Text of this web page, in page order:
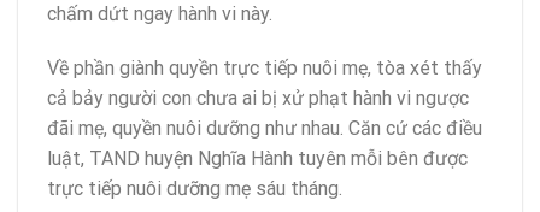
chấm dứt ngay hành vi này.
Về phần giành quyền trực tiếp nuôi mẹ, tòa xét thấy
cả bảy người con chưa ai bị xử phạt hành vi ngược
đãi mẹ, quyền nuôi dưỡng như nhau. Căn cứ các điều
luật, TAND huyện Nghĩa Hành tuyên mỗi bên được
trực tiếp nuôi dưỡng mẹ sáu tháng.